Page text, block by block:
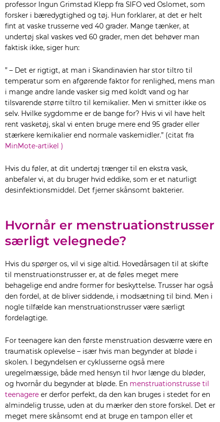
professor Ingun Grimstad Klepp fra SIFO ved Oslomet, som
forsker i bæredygtighed og tøj. Hun forklarer, at det er helt
fint at vaske trusserne ved 40 grader. Mange tænker, at
undertøj skal vaskes ved 60 grader, men det behøver man
faktisk ikke, siger hun:
” – Det er rigtigt, at man i Skandinavien har stor tiltro til
temperatur som en afgørende faktor for renlighed, mens man
i mange andre lande vasker sig med koldt vand og har
tilsvarende større tiltro til kemikalier. Men vi smitter ikke os
selv. Hvilke sygdomme er de bange for? Hvis vi vil have helt
rent vasketøj, skal vi enten bruge mere end 95 grader eller
stærkere kemikalier end normale vaskemidler.” (citat fra
MinMote-artikel )
Hvis du føler, at dit undertøj trænger til en ekstra vask,
anbefaler vi, at du bruger hvid eddike, som er et naturligt
desinfektionsmiddel. Det fjerner skånsomt bakterier.
Hvornår er menstruationstrusser
særligt velegnede?
Hvis du spørger os, vil vi sige altid. Hovedårsagen til at skifte
til menstruationstrusser er, at de føles meget mere
behagelige end andre former for beskyttelse. Trusser har også
den fordel, at de bliver siddende, i modsætning til bind. Men i
nogle tilfælde kan menstruationstrusser være særligt
fordelagtige.
For teenagere kan den første menstruation desværre være en
traumatisk oplevelse – især hvis man begynder at bløde i
skolen. I begyndelsen er cyklusserne også mere
uregelmæssige, både med hensyn til hvor længe du bløder,
og hvornår du begynder at bløde. En menstruationstrusse til
teenagere er derfor perfekt, da den kan bruges i stedet for en
almindelig trusse, uden at du mærker den store forskel. Det er
meget mere skånsomt end at bruge en tampon eller et